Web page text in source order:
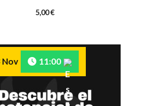
5,00€
Nov 11:00